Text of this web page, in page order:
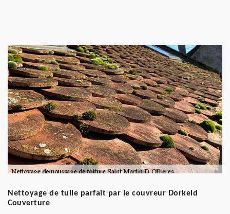
Nettoyage de tuile parfait par le couvreur Dorkeld
Couverture